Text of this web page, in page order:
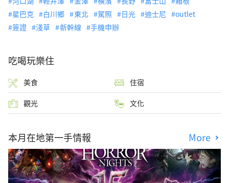
星巴克
白川鄉 東北 駕照 日光 迪士尼
outlet
簽證
淺草 新幹線 手機申辦
吃喝玩樂住
美食 住宿
觀光 文化
本月在地第一手情報 More